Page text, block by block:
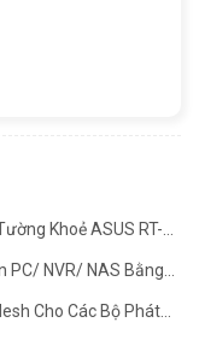
Khoẻ ASUS RT-
PC/ NVR/ NAS Bằng
Cho Các Bộ Phát